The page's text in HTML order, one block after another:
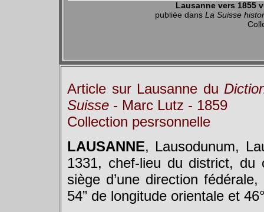
Lausanne vers 1855
publiée dans La Suisse
Article sur Lausanne du
Suisse - Marc Lutz - 1859
Collection pesrsonnelle
LAUSANNE, Lausodunum,
1331, chef-lieu du district,
siège d’une direction
54” de longitude orientale et